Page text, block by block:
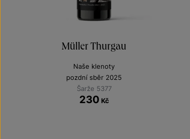
Müller Thurgau
Naše klenoty
pozdní sběr 2025
Šarže 5377
230 Kč